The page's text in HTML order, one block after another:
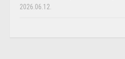
2026.06.12.